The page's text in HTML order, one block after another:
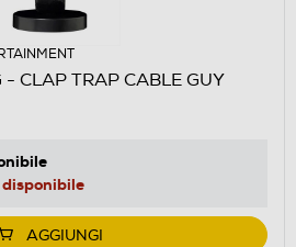
- CLAP TRAP CABLE GUY
AGGIUNGI